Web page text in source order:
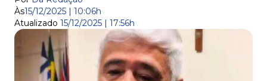
Às15/12/2025 | 10:06h
Atualizado 15/12/2025 | 17:56h